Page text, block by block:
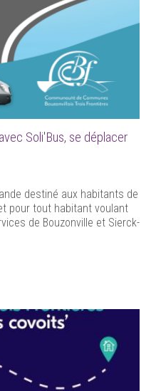
Soli'Bus, se déplacer
destiné aux habitants de
pour tout habitant voulant
de Bouzonville et Sierck-